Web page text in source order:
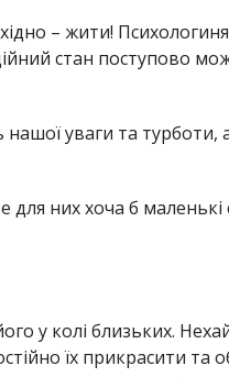
– жити!
стан поступово
уваги та турботи,
них хоча б маленькі
у колі близьких.
їх прикрасити та